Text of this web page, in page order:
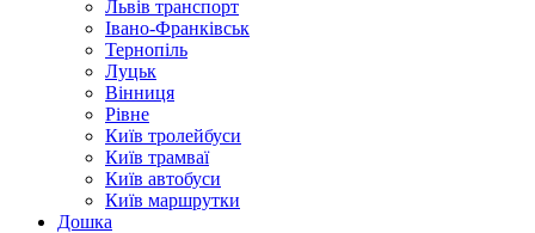
Львів транспорт
Івано-Франківськ
Тернопіль
Луцьк
Вінниця
Рівне
Київ тролейбуси
Київ трамваї
Київ автобуси
Київ маршрутки
Дошка